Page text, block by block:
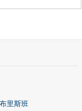
里斯班